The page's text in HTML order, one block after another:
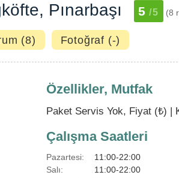
Pınarbaşı 5 /5 (8
(8) Fotoğraf (-)
Özellikler, Mutfak
Paket Servis Yok, Fiyat (₺) |
Çalışma Saatleri
Pazartesi:
11:00-22:00
Salı:
11:00-22:00